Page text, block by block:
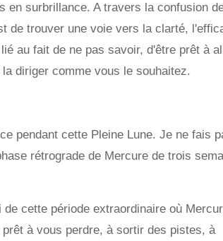
en surbrillance. A travers la confusion
de trouver une voie vers la clarté,
au fait de ne pas savoir, d'être prêt à
diriger comme vous le souhaitez.
pendant cette Pleine Lune. Je ne fais
rétrograde de Mercure de trois
cette période extraordinaire où
à vous perdre, à sortir des pistes, à